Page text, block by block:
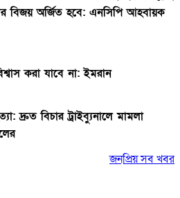
বিজয় অর্জিত হবে: এনসিপি আহবায়ক
করা যাবে না: ইমরান
দ্রুত বিচার ট্রাইব্যুনালে মামলা
জনপ্রিয় সব খবর